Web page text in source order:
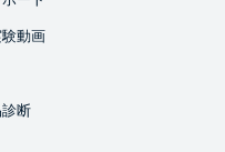
動画
断